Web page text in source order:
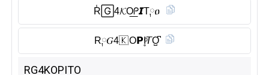
R̾🄶4𝓚O͟ᑭ𝙄T༙ዐ
R༙𝐺4🇰 O𝗣I̥ͦ𝘛O̺͆